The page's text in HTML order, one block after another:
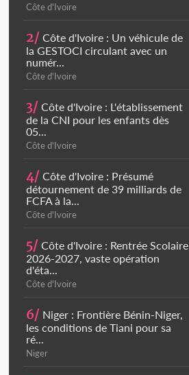
Côte d'Ivoire
2/ Côte d'Ivoire : Un véhicule de
la GESTOCI circulant avec un
numér...
Côte d'Ivoire
3/ Côte d'Ivoire : L'établissement
de la CNI pour les enfants dès
05...
Côte d'Ivoire
4/ Côte d'Ivoire : Présumé
détournement de 39 milliards de
FCFA à la...
Côte d'Ivoire
5/ Côte d'Ivoire : Rentrée Scolaire
2026-2027, vaste opération
d'éta...
Côte d'Ivoire
6/ Niger : Frontière Bénin-Niger,
les conditions de Tiani pour sa
ré...
Niger